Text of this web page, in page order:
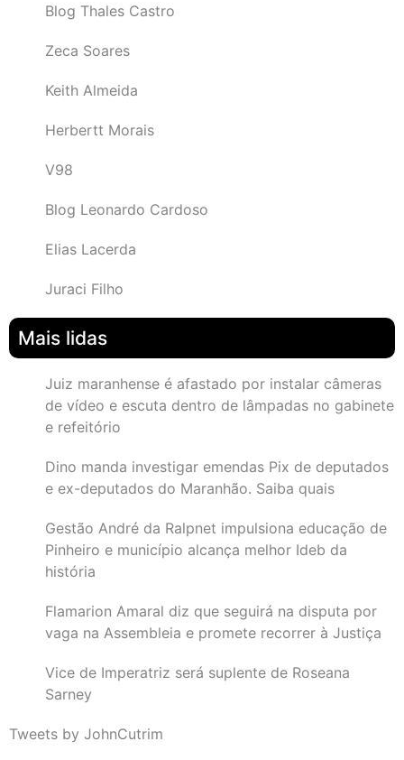
Blog Thales Castro
Zeca Soares
Keith Almeida
Herbertt Morais
V98
Blog Leonardo Cardoso
Elias Lacerda
Juraci Filho
Mais lidas
Juiz maranhense é afastado por instalar câmeras
de vídeo e escuta dentro de lâmpadas no gabinete
e refeitório
Dino manda investigar emendas Pix de deputados
e ex-deputados do Maranhão. Saiba quais
Gestão André da Ralpnet impulsiona educação de
Pinheiro e município alcança melhor Ideb da
história
Flamarion Amaral diz que seguirá na disputa por
vaga na Assembleia e promete recorrer à Justiça
Vice de Imperatriz será suplente de Roseana
Sarney
Tweets by JohnCutrim